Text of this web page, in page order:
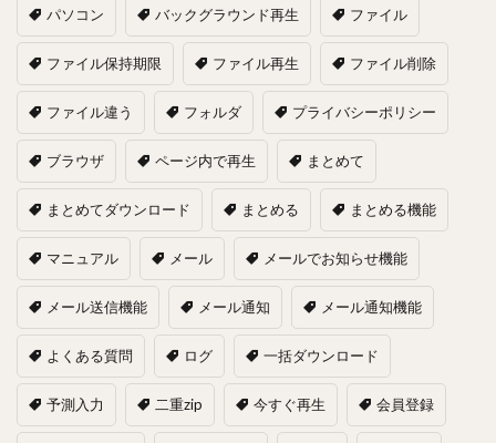
パソコン バックグラウンド再生 ファイル
ファイル保持期限 ファイル再生 ファイル削除
ファイル違う フォルダ プライバシーポリシー
ブラウザ ページ内で再生 まとめて
まとめてダウンロード まとめる まとめる機能
マニュアル メール メールでお知らせ機能
メール送信機能 メール通知 メール通知機能
よくある質問 ログ 一括ダウンロード
予測入力 二重zip 今すぐ再生 会員登録